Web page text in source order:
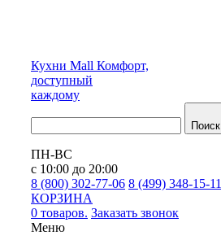
Кухни Mall Комфорт,
доступный
каждому
Поиск
ПН-ВС
с 10:00 до 20:00
8 (800) 302-77-06 8 (499) 348-15-11
КОРЗИНА
0 товаров. Заказать звонок
Меню